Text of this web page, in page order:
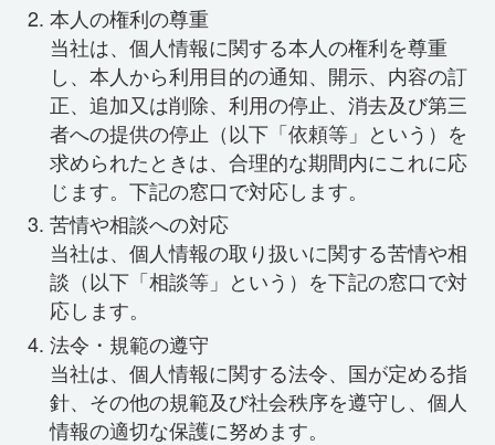
本人の権利の尊重
当社は、個人情報に関する本人の権利を尊重
し、本人から利用目的の通知、開示、内容の訂
正、追加又は削除、利用の停止、消去及び第三
者への提供の停止（以下「依頼等」という）を
求められたときは、合理的な期間内にこれに応
じます。下記の窓口で対応します。
苦情や相談への対応
当社は、個人情報の取り扱いに関する苦情や相
談（以下「相談等」という）を下記の窓口で対
応します。
法令・規範の遵守
当社は、個人情報に関する法令、国が定める指
針、その他の規範及び社会秩序を遵守し、個人
情報の適切な保護に努めます。